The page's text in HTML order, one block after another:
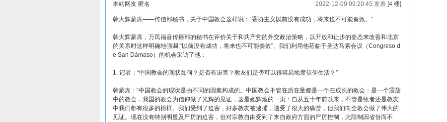
本站网友 匿名 2022-12-09 09:20:45 发表[4 楼]
韩大辉蒙席——传信部秘书，关于中国教会这样说：“妥协主义以前没有成功，将来也不可能奏效。”
韩大辉蒙席，万民福音传播部的秘书在评价关于和共产党的外交政治策略，以开放和让步的姿态来改善和北京
的关系时这样明确地强调:“以前没有成功，将来也不可能奏效”。我们利用他莅临于圣达马索会议（Congreso d
e San Dámaso）的机会采访了他：
1. 记者：“中国教会的现状如何？是否有迫害？教友们是否可以很容易地度信仰生活？”
韩蒙席：“中国教会的现状是由不同的因素构成的。中国教会不管在质在量都是一个在成长的教会：是一个震荡
中的教会，我国的教会为信仰做了光辉的见证，这是她辉煌的一页：自从五十年前以来，不管是牧者还是教友
中我们都有很多的榜样。我们受到了迫害，好多教友被逮捕，遭受了很大的痛苦，但我们向全教会做了伟大的
见证。现在没有特别明显及严厉的迫害，但对宗教自由受到了来自政府方面的严厉控制，此限制因省份而不